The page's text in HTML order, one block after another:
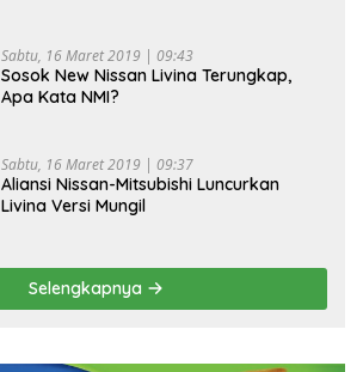
Sabtu, 16 Maret 2019 | 09:43
Sosok New Nissan Livina Terungkap,
Apa Kata NMI?
Sabtu, 16 Maret 2019 | 09:37
Aliansi Nissan-Mitsubishi Luncurkan
Livina Versi Mungil
Selengkapnya